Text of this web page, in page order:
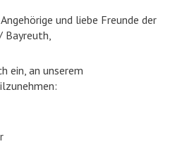
und liebe Freunde der
Bayreuth,
ein, an unserem